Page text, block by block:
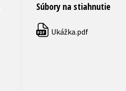
Súbory na stiahnutie
PDF Ukážka.pdf